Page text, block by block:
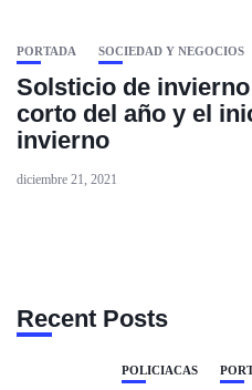
PORTADA SOCIEDAD Y NEGOCIOS
Solsticio de
corto del año y el
invierno
diciembre 21, 2021
Recent Posts
POLICIACAS